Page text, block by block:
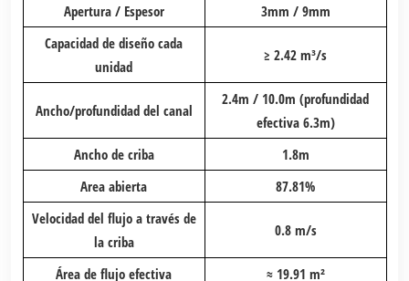
Apertura / Espesor
3mm / 9mm
Capacidad de diseño cada
unidad
≥ 2.42 m³/s
Ancho/profundidad del canal
2.4m / 10.0m (profundidad
efectiva 6.3m)
Ancho de criba
1.8m
Area abierta
87.81%
Velocidad del flujo a través de
la criba
0.8 m/s
Área de flujo efectiva ≈ 19.91 m²